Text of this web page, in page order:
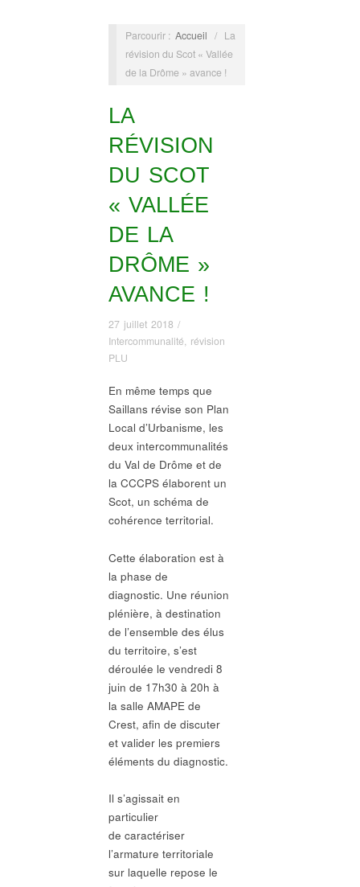
Parcourir : Accueil / La
révision du Scot « Vallée
de la Drôme » avance !
LA
RÉVISION
DU SCOT
« VALLÉE
DE LA
DRÔME »
AVANCE !
27 juillet 2018 /
Intercommunalité, révision
PLU
En même temps que
Saillans révise son Plan
Local d’Urbanisme, les
deux intercommunalités
du Val de Drôme et de
la CCCPS élaborent un
Scot, un schéma de
cohérence territorial.
Cette élaboration est à
la phase de
diagnostic. Une réunion
plénière, à destination
de l’ensemble des élus
du territoire, s’est
déroulée le vendredi 8
juin de 17h30 à 20h à
la salle AMAPE de
Crest, afin de discuter
et valider les premiers
éléments du diagnostic.
Il s’agissait en
particulier
de caractériser
l’armature territoriale
sur laquelle repose le